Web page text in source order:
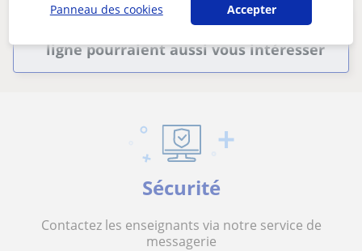
Ces professeurs de néerlandais en
ligne pourraient aussi vous intéresser
Sécurité
Contactez les enseignants via notre service de
messagerie
Panneau des cookies Accepter